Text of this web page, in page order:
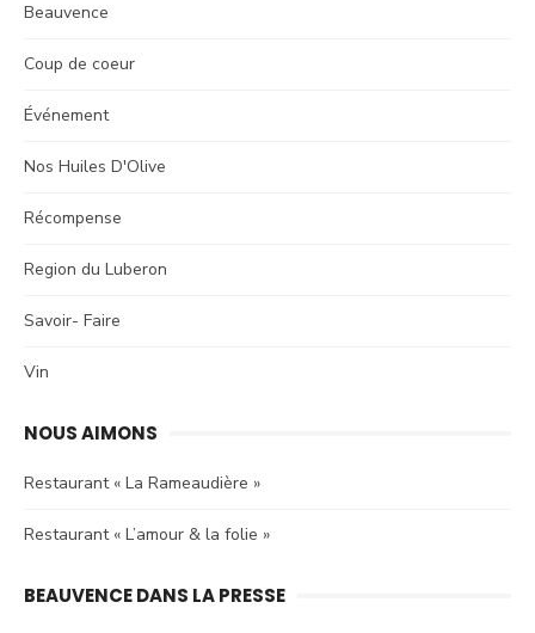
Beauvence
Coup de coeur
Événement
Nos Huiles D'Olive
Récompense
Region du Luberon
Savoir- Faire
Vin
NOUS AIMONS
Restaurant « La Rameaudière »
Restaurant « L’amour & la folie »
BEAUVENCE DANS LA PRESSE